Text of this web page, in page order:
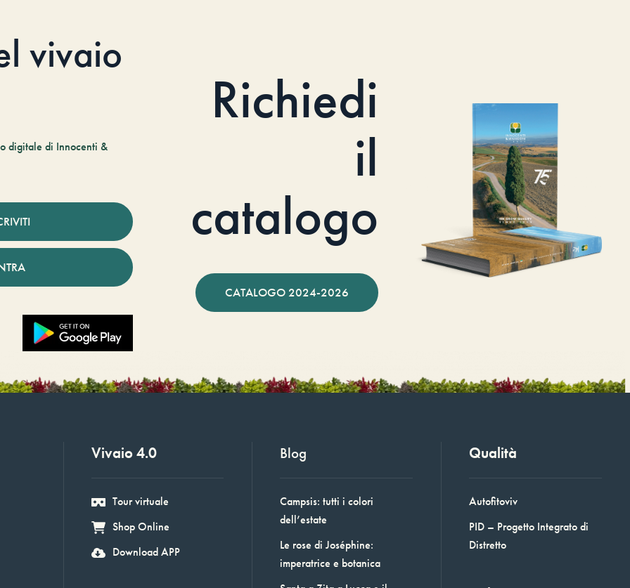
vivaio
digitale di Innocenti &
Richiedi
il
catalogo
CATALOGO 2024-2026
Vivaio 4.0
Tour virtuale
Shop Online
Download APP
Blog
Campsis: tutti i colori
dell’estate
Le rose di Joséphine:
imperatrice e botanica
Qualità
Autofitoviv
PID – Progetto Integrato di
Distretto